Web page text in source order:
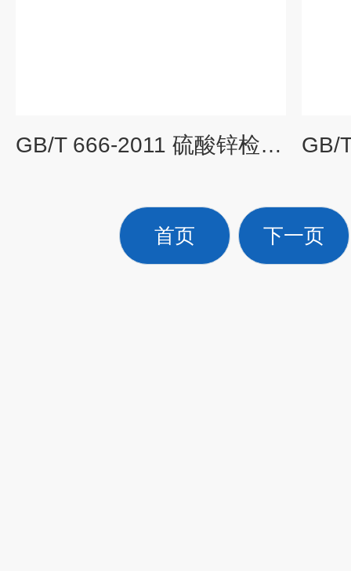
GB/T 666-2011 硫酸锌检测报告 标准介绍
首页 下一页